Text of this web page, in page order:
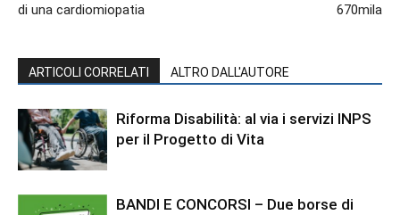
di una cardiomiopatia
670mila
ARTICOLI CORRELATI ALTRO DALL'AUTORE
Riforma Disabilità: al via i servizi INPS
per il Progetto di Vita
BANDI E CONCORSI – Due borse di